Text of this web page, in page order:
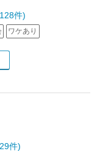
件)
ワケあり
件)